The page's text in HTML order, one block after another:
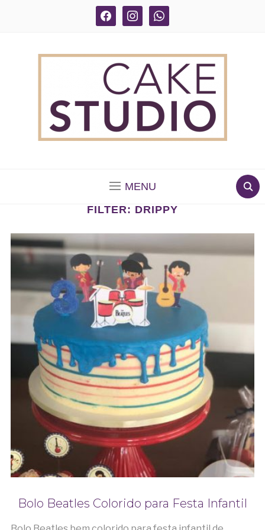
facebook instagram whatsapp
MENU
FILTER: DRIPPY
Bolo Beatles Colorido para Festa Infantil